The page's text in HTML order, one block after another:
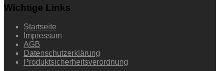
Wichtige Links
Startseite
Impressum
AGB
Datenschutzerklärung
Produktsicherheitsverordnung